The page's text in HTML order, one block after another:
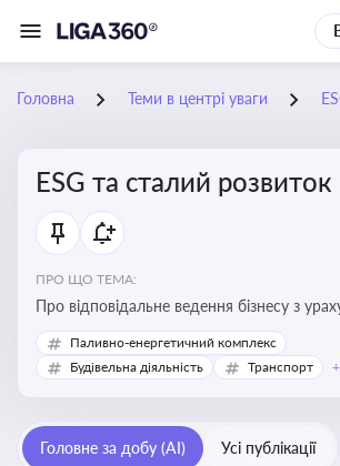
Головна Теми в центрі уваги
ESG та сталий розвиток
ПРО ЩО ТЕМА:
Про відповідальне ведення бізнесу з
екологічних, соціальних та управлінських
для досягнення довгострокової сталості
Паливно-енергетичний комплекс
Будівельна діяльність
Транспорт
Головне за добу (AI) Усі публікації